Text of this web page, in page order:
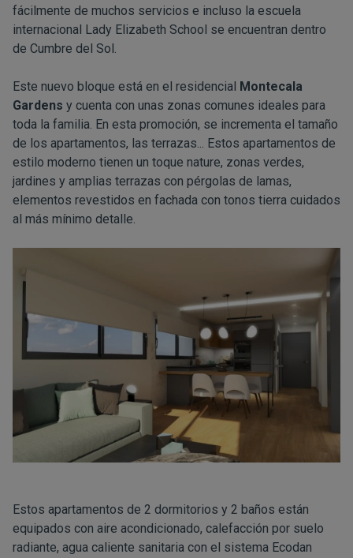
fácilmente de muchos servicios e incluso la escuela
internacional Lady Elizabeth School se encuentran dentro
de Cumbre del Sol.
Este nuevo bloque está en el residencial Montecala
Gardens y cuenta con unas zonas comunes ideales para
toda la familia. En esta promoción, se incrementa el tamaño
de los apartamentos, las terrazas... Estos apartamentos de
estilo moderno tienen un toque nature, zonas verdes,
jardines y amplias terrazas con pérgolas de lamas,
elementos revestidos en fachada con tonos tierra cuidados
al más mínimo detalle.
Estos apartamentos de 2 dormitorios y 2 baños están
equipados con aire acondicionado, calefacción por suelo
radiante, agua caliente sanitaria con el sistema Ecodan